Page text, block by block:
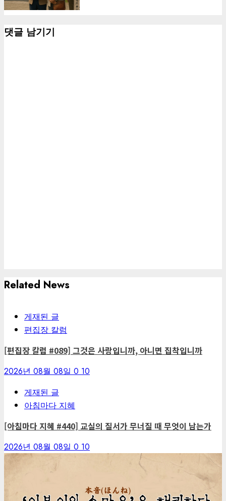
댓글 남기기
Related News
게재된 글
편집장 칼럼
[편집장 칼럼 #089] 그것은 사랑입니까, 아니면 집착입니까
2026년 08월 08일 0 10
게재된 글
아침마다 지혜
[아침마다 지혜 #440] 교실의 질서가 무너질 때 무엇이 남는가
2026년 08월 08일 0 10